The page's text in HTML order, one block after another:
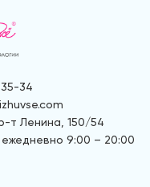
34
т Ленина, 150/54
9:00 – 20:00